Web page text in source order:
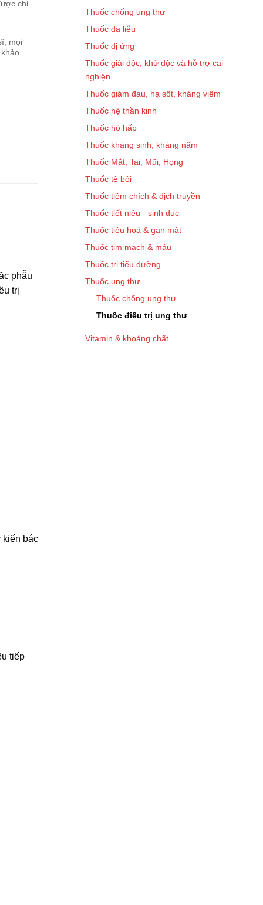
Thuốc chống ung thư
Thuốc da liễu
Thuốc dị ứng
Thuốc giải độc, khử độc và hỗ trợ cai
nghiện
Thuốc giảm đau, hạ sốt, kháng viêm
Thuốc hệ thần kinh
Thuốc hô hấp
Thuốc kháng sinh, kháng nấm
Thuốc Mắt, Tai, Mũi, Họng
Thuốc tê bôi
Thuốc tiêm chích & dịch truyền
Thuốc tiết niệu - sinh dục
Thuốc tiêu hoá & gan mật
Thuốc tim mạch & máu
Thuốc trị tiểu đường
Thuốc ung thư
Thuốc chống ung thư
Thuốc điều trị ung thư
Vitamin & khoáng chất
chỉ
mọi
phẫu
trị
kiến bác
tiếp